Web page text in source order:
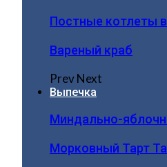
Постные котлеты
Вареный краб
PrevNext
Выпечка
Миндально-
Морковный Тарт